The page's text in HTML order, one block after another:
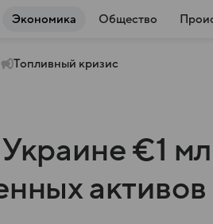
Экономика Общество
Топливный кризис
€1